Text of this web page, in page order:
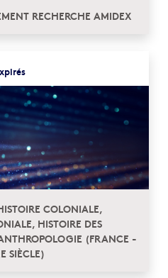
RECHERCHE AMIDEX
COLONIALE,
HISTOIRE DES
(FRANCE -
SIÈCLE)